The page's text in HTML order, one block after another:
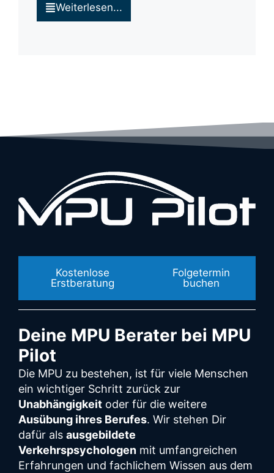
Weiterlesen...
Kostenlose
Erstberatung
Folgetermin
buchen
Deine MPU Berater bei MPU
Pilot
Die MPU zu bestehen, ist für viele Menschen
ein wichtiger Schritt zurück zur
Unabhängigkeit oder für die weitere
Ausübung ihres Berufes. Wir stehen Dir
dafür als ausgebildete
Verkehrspsychologen mit umfangreichen
Erfahrungen und fachlichem Wissen aus dem